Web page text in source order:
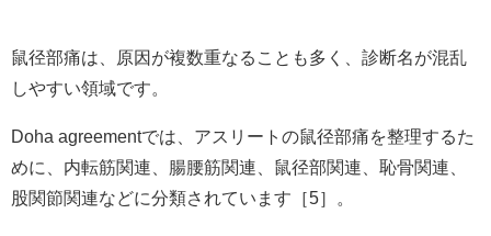
鼠径部痛は、原因が複数重なることも多く、診断名が混乱
しやすい領域です。
Doha agreementでは、アスリートの鼠径部痛を整理するた
めに、内転筋関連、腸腰筋関連、鼠径部関連、恥骨関連、
股関節関連などに分類されています［5］。